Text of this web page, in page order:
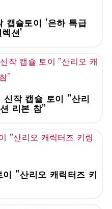
캡슐토이 '은하 특급
션'
신작 캡슐 토이 "산리
리본 참"
"산리오 캐릭터즈 키